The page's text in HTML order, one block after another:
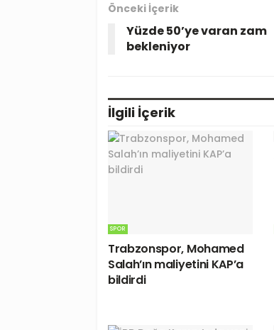
Önceki İçerik
Yüzde 50’ye varan zam
bekleniyor
İlgili İçerik
SPOR
Trabzonspor, Mohamed
Salah’ın maliyetini KAP’a
bildirdi